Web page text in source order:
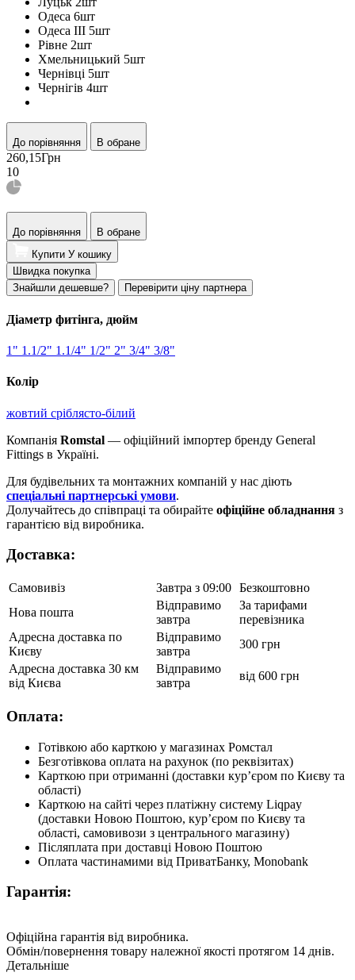
Одеса 6шт
Одеса ІІІ 5шт
Рівне 2шт
Хмельницький 5шт
Чернівці 5шт
Чернігів 4шт
До порівняння В обране
260,15Грн
10
До порівняння
В обране
Купити У кошику
Швидка покупка
Знайшли дешевше?
Перевірити ціну партнера
Діаметр фитінга, дюйм
1" 1.1/2" 1.1/4" 1/2" 2" 3/4" 3/8"
Колір
жовтий сріблясто-білий
Компанія Romstal — офіційний імпортер бренду General
Fittings в Україні.
Для будівельних та монтажних компаній у нас діють
спеціальні партнерські умови.
Долучайтесь до співпраці та обирайте офіційне обладнання з
гарантією від виробника.
Доставка:
Самовивіз Завтра з 09:00 Безкоштовно
Нова пошта
Відправимо
завтра
За тарифами
перевізника
Адресна доставка по
Києву
Відправимо
завтра
300 грн
Адресна доставка 30 км
від Києва
Відправимо
завтра
від 600 грн
Оплата:
Готівкою або карткою у магазинах Ромстал
Безготівкова оплата на рахунок (по реквізитах)
Карткою при отриманні (доставки курʼєром по Києву та
області)
Карткою на сайті через платіжну систему Liqpay
(доставки Новою Поштою, курʼєром по Києву та
області, самовивози з центрального магазину)
Післяплата при доставці Новою Поштою
Оплата частинамими від ПриватБанку, Monobank
Гарантія:
Офіційна гарантія від виробника.
Обмін/повернення товару належної якості протягом 14 днів.
Детальніше